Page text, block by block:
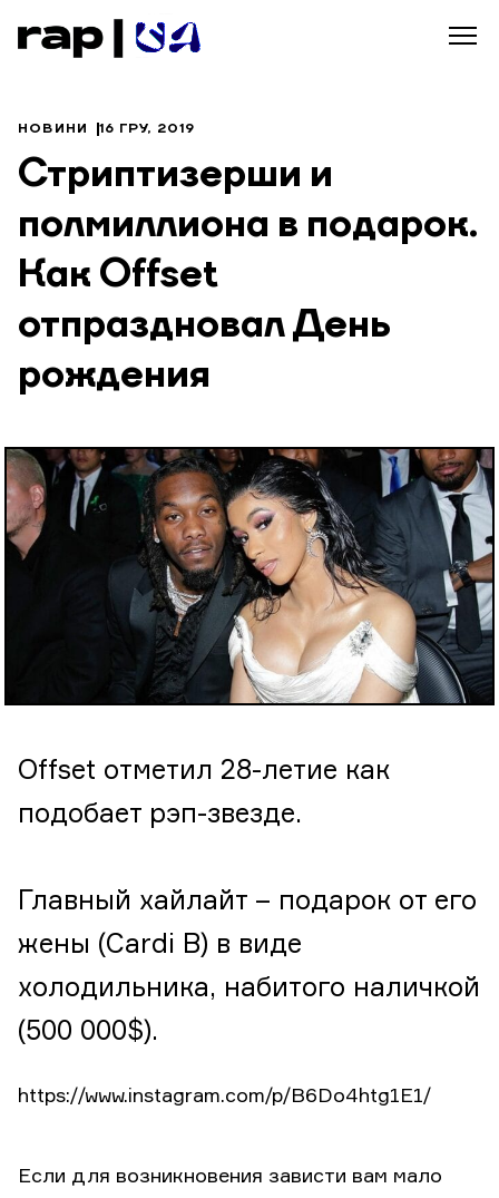
НОВИНИ 16 ГРУ, 2019
Стриптизерши и
полмиллиона в подарок.
Как Offset
отпраздновал День
рождения
Offset отметил 28-летие как
подобает рэп-звезде.
Главный хайлайт – подарок от его
жены (Cardi B) в виде
холодильника, набитого наличкой
(500 000$).
https://www.instagram.com/p/B6Do4htg1E1/
Если для возникновения зависти вам мало